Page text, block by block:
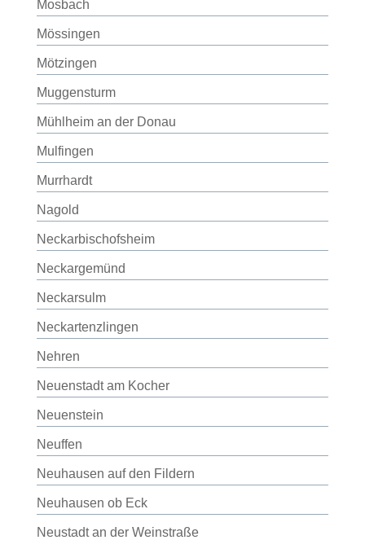
Mosbach
Mössingen
Mötzingen
Muggensturm
Mühlheim an der Donau
Mulfingen
Murrhardt
Nagold
Neckarbischofsheim
Neckargemünd
Neckarsulm
Neckartenzlingen
Nehren
Neuenstadt am Kocher
Neuenstein
Neuffen
Neuhausen auf den Fildern
Neuhausen ob Eck
Neustadt an der Weinstraße